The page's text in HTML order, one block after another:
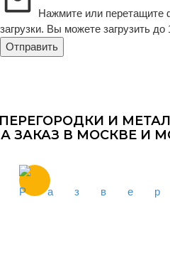
Нажмите или перетащите
загрузки. Вы можете загрузить до
Отправить
И
ЗАКАЗ В МОСКВЕ И